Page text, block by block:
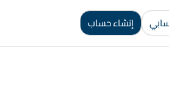
إنشاء حساب